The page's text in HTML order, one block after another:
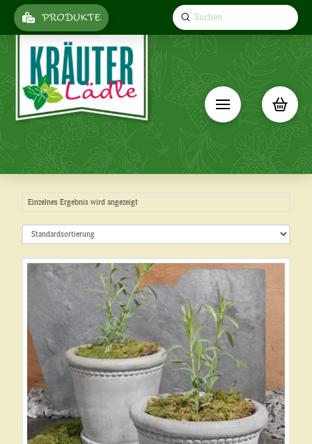
PRODUKTE Search
Submit
Einzelnes Ergebnis wird angezeigt